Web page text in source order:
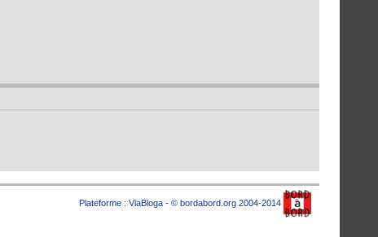
Plateforme : ViaBloga - © bordabord.org 2004-2014